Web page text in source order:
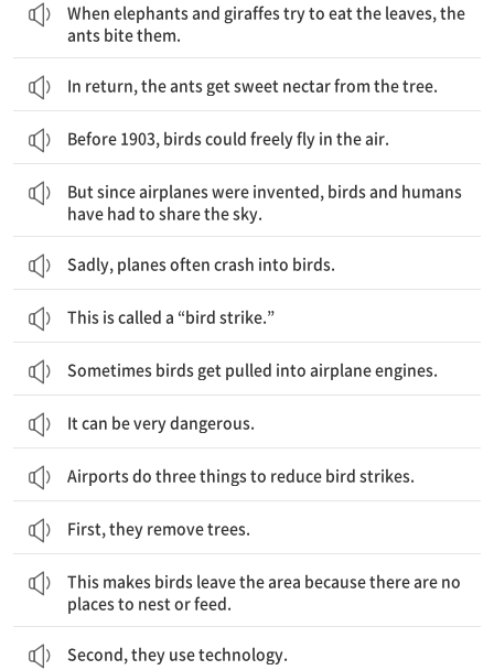
When elephants and giraffes try to eat the leaves, the
ants bite them.
In return, the ants get sweet nectar from the tree.
Before 1903, birds could freely fly in the air.
But since airplanes were invented, birds and humans
have had to share the sky.
Sadly, planes often crash into birds.
This is called a “bird strike.”
Sometimes birds get pulled into airplane engines.
It can be very dangerous.
Airports do three things to reduce bird strikes.
First, they remove trees.
This makes birds leave the area because there are no
places to nest or feed.
Second, they use technology.